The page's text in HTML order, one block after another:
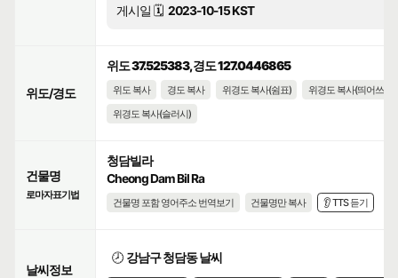
게시일 🗓️ 2023-10-15 KST
위도/경도
위도 37.525383, 경도 127.0446865
위도 복사 경도 복사 위경도 복사(쉼표)
위경도 복사(띄어쓰기)
위경도 복사(슬러시)
건물명
로마자표기법
청담빌라
Cheong Dam Bil Ra
건물명 포함 영어주소 번역보기 건물명만 복사 👂 TTS 듣기
날씨정보
🕗 강남구 청담동 날씨